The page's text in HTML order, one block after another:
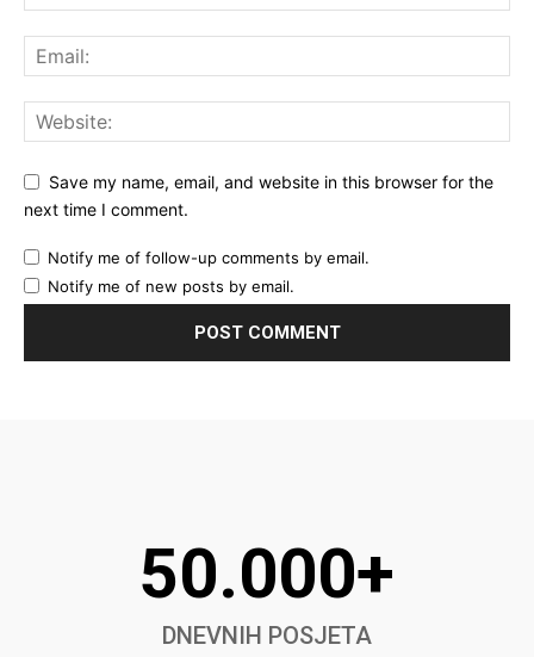
Save my name, email, and website in this browser for the
next time I comment.
Notify me of follow-up comments by email.
Notify me of new posts by email.
50.000+
DNEVNIH POSJETA